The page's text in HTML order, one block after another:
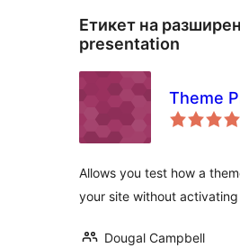
Етикет на
presentation
Theme
Allows you test how a
your site without activating
Dougal Campbell